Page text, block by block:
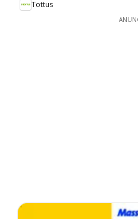
Tottus